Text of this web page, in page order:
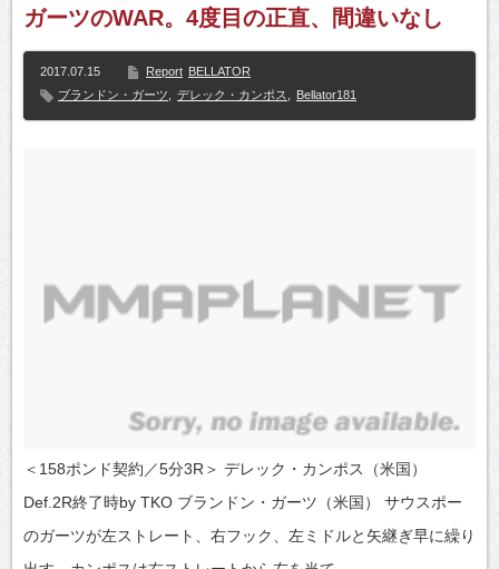
ガーツのWAR。4度目の正直、間違いなし
2017.07.15 Report BELLATOR
ブランドン・ガーツ
デレック・カンポス Bellator181
＜158ポンド契約／5分3R＞ デレック・カンポス（米国）
Def.2R終了時by TKO ブランドン・ガーツ（米国） サウスポー
のガーツが左ストレート、右フック、左ミドルと矢継ぎ早に繰り